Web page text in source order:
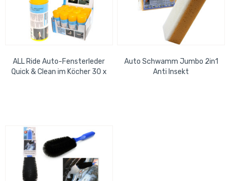
ALL Ride Auto-Fensterleder
Quick & Clean im Köcher 30 x
Auto Schwamm Jumbo 2in1
Anti Insekt